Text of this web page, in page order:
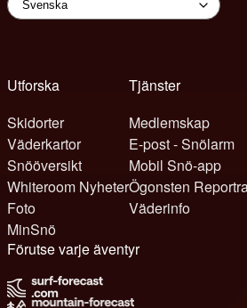
Utforska
Skidorter
Väderkartor
Snööversikt
Whiteroom Nyheter
Foto
MinSnö
Tjänster
Medlemskap
E-post - Snölarm
Mobil Snö-app
Ögonsten
Väderinfo
Förutse varje äventyr